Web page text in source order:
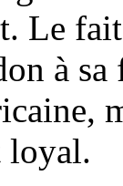
Le fait
à
loyal.